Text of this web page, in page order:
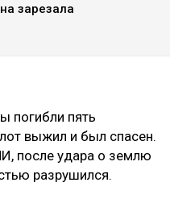
зарезала
погибли пять
выжил и был спасен.
после удара о землю
разрушился.